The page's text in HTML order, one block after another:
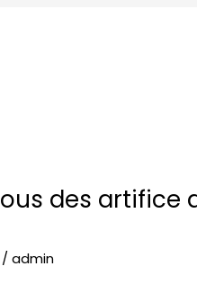
des artifice
/admin